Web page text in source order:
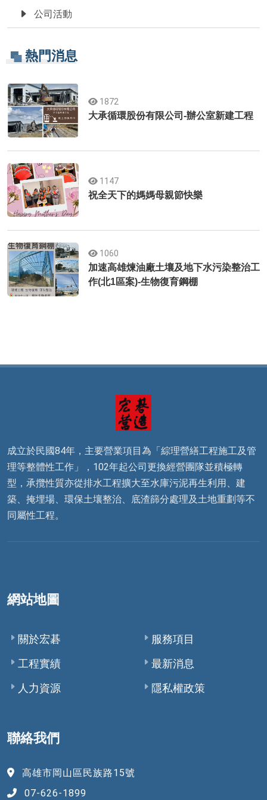
公司活動
熱門消息
1872
大承循環股份有限公司-辦公室新建工程
1147
祝全天下的媽媽母親節快樂
1060
加速高雄煉油廠土壤及地下水污染整治工
作(北1區案)-生物復育鋼棚
成立於民國84年，主要營業項目為「綜理營繕工程施工及管
理等整體性工作」，102年起公司更換經營團隊並積極轉
型，承攬性質亦從排水工程擴大至水庫污泥再生利用、建
築、掩埋場、環保土壤整治、底渣篩分處理及土地重劃等不
同屬性工程。
網站地圖
關於宏碁
工程實績
人力資源
服務項目
最新消息
隱私權政策
聯絡我們
高雄市岡山區民族路15號
07-626-1899